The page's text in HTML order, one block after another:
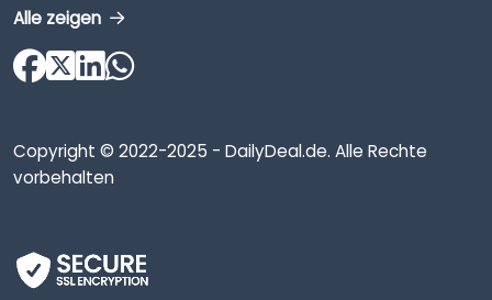
Alle zeigen
Copyright © 2022-2025 - DailyDeal.de. Alle Rechte
vorbehalten